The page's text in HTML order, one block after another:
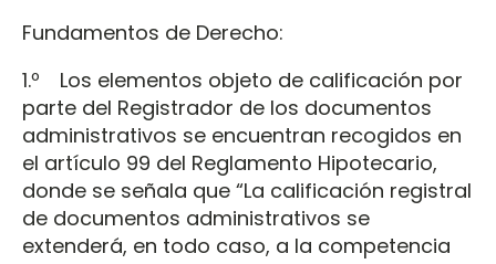
Fundamentos de Derecho:
1.º Los elementos objeto de calificación por
parte del Registrador de los documentos
administrativos se encuentran recogidos en
el artículo 99 del Reglamento Hipotecario,
donde se señala que “La calificación registral
de documentos administrativos se
extenderá, en todo caso, a la competencia